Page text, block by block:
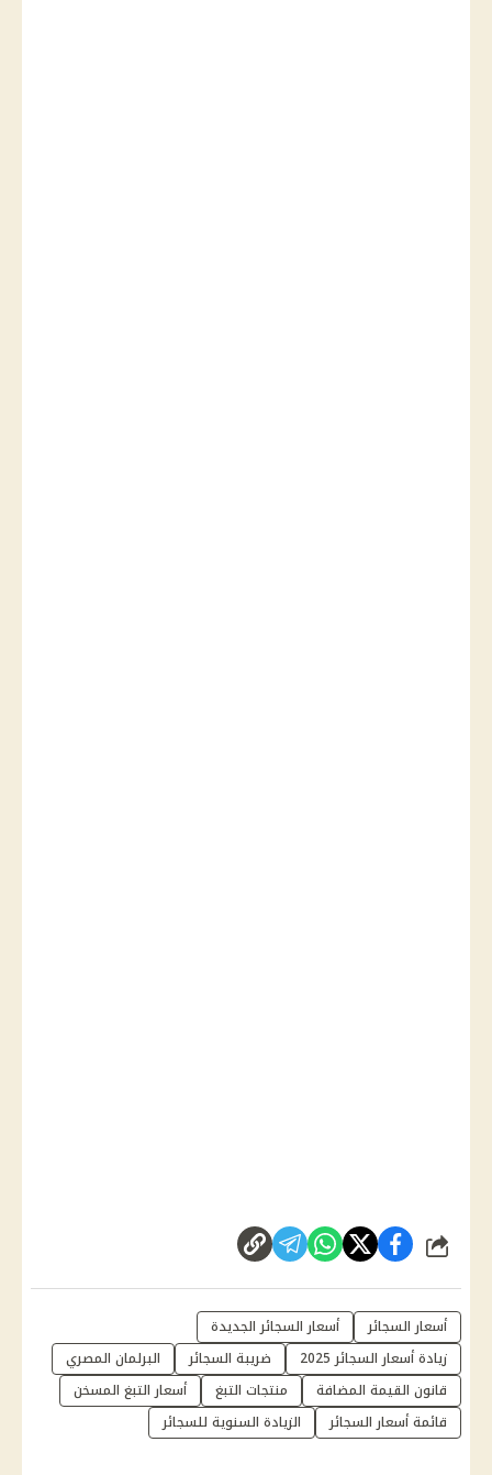
شارك
أسعار السجائر
أسعار السجائر الجديدة
زيادة أسعار السجائر 2025
ضريبة السجائر
البرلمان المصري
قانون القيمة المضافة
منتجات التبغ
أسعار التبغ المسخن
قائمة أسعار السجائر
الزيادة السنوية للسجائر